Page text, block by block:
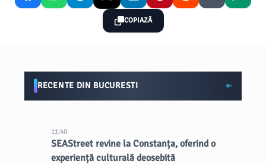
COPIAZĂ
RECENTE DIN BUCURESTI
11:40
SEAStreet revine la Constanța, oferind o
experiență culturală deosebită